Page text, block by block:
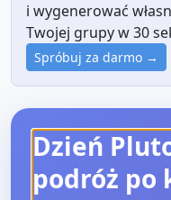
i wygenerować
Twojej grupy w 30
Spróbuj za darmo →
Dzień
podróż po